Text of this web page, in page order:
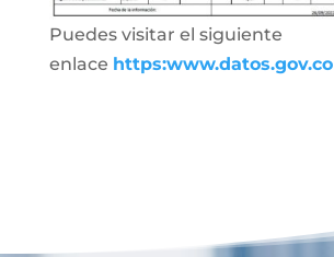
Puedes visitar el siguiente
enlace https:www.datos.gov.co